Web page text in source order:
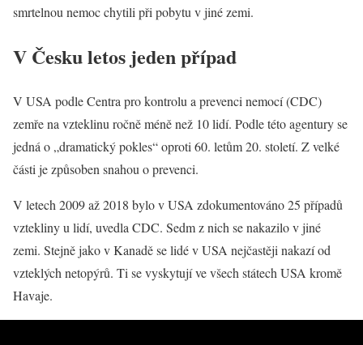
smrtelnou nemoc chytili při pobytu v jiné zemi.
V Česku letos jeden případ
V USA podle Centra pro kontrolu a prevenci nemocí (CDC)
zemře na vzteklinu ročně méně než 10 lidí. Podle této agentury se
jedná o „dramatický pokles“ oproti 60. letům 20. století. Z velké
části je způsoben snahou o prevenci.
V letech 2009 až 2018 bylo v USA zdokumentováno 25 případů
vztekliny u lidí, uvedla CDC. Sedm z nich se nakazilo v jiné
zemi. Stejně jako v Kanadě se lidé v USA nejčastěji nakazí od
vzteklých netopýrů. Ti se vyskytují ve všech státech USA kromě
Havaje.